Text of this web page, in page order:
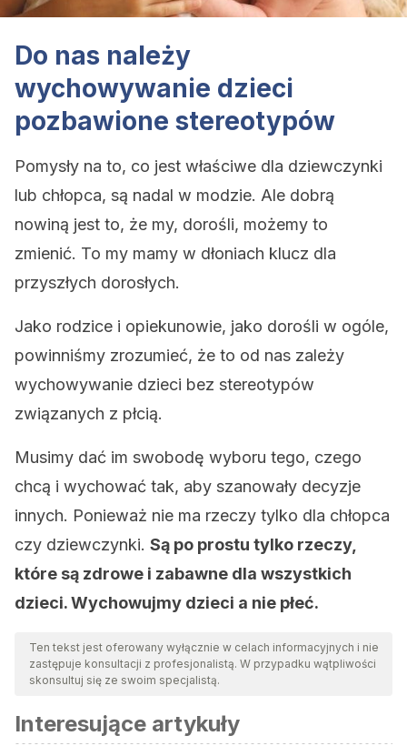
Do nas należy
wychowywanie dzieci
pozbawione stereotypów
Pomysły na to, co jest właściwe dla dziewczynki
lub chłopca, są nadal w modzie. Ale dobrą
nowiną jest to, że my, dorośli, możemy to
zmienić. To my mamy w dłoniach klucz dla
przyszłych dorosłych.
Jako rodzice i opiekunowie, jako dorośli w ogóle,
powinniśmy zrozumieć, że to od nas zależy
wychowywanie dzieci bez stereotypów
związanych z płcią.
Musimy dać im swobodę wyboru tego, czego
chcą i wychować tak, aby szanowały decyzje
innych. Ponieważ nie ma rzeczy tylko dla chłopca
czy dziewczynki. Są po prostu tylko rzeczy,
które są zdrowe i zabawne dla wszystkich
dzieci. Wychowujmy dzieci a nie płeć.
Ten tekst jest oferowany wyłącznie w celach informacyjnych i nie
zastępuje konsultacji z profesjonalistą. W przypadku wątpliwości
skonsultuj się ze swoim specjalistą.
Interesujące artykuły